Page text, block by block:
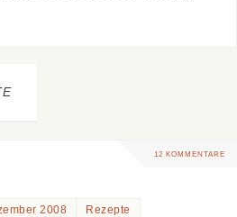
12 KOMMENTARE
2008 Rezepte